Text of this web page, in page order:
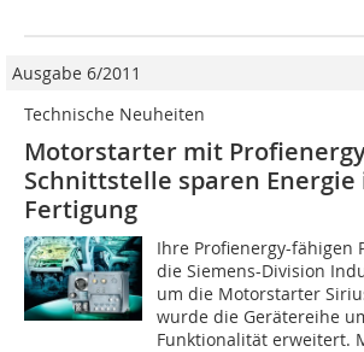
Ausgabe 6/2011
Technische Neuheiten
Motorstarter mit
Schnittstelle sparen Energie
Fertigung
Ihre Profienergy-fähigen
die Siemens-Division
um die Motorstarter
wurde die Gerätereihe
Funktionalität erweitert.